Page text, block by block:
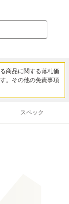
商品に関する落札価
。その他の免責事項
スペック